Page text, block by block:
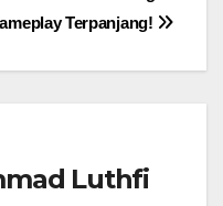
Terpanjang!
Luthfi